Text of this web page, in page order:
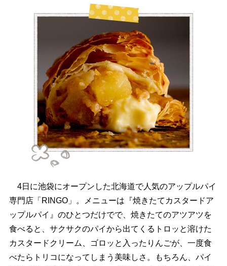
4日に池袋にオープンした北海道で人気のアップルパイ
専門店「RINGO」。メニューは『焼きたてカスタードア
ップルパイ』のひとつだけでで、焼きたてのアツアツを
食べると、サクサクのパイから出てくるトロッと溶けた
カスタードクリーム、ゴロッと入ったりんごが、一度食
べたらトリコになってしまう美味しさ。もちろん、パイ